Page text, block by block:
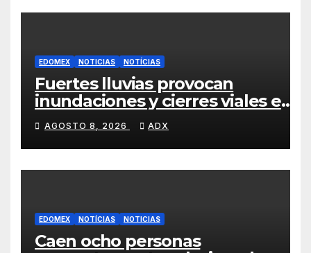
EDOMEX NOTICIAS NOTÍCIAS
Fuertes lluvias provocan
inundaciones y cierres viales en
San Mateo Atenco
AGOSTO 8, 2026 ADX
EDOMEX NOTÍCIAS NOTICIAS
Caen ocho personas